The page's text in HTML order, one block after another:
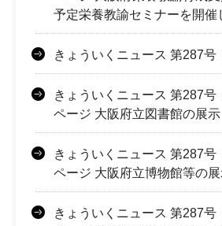
予定栄養教諭セミナーを開催
きょういくニュース 第287号
きょういくニュース 第287号
ページ 大阪府立図書館の展示
きょういくニュース 第287号
ページ 大阪府立博物館等の
きょういくニュース 第287号